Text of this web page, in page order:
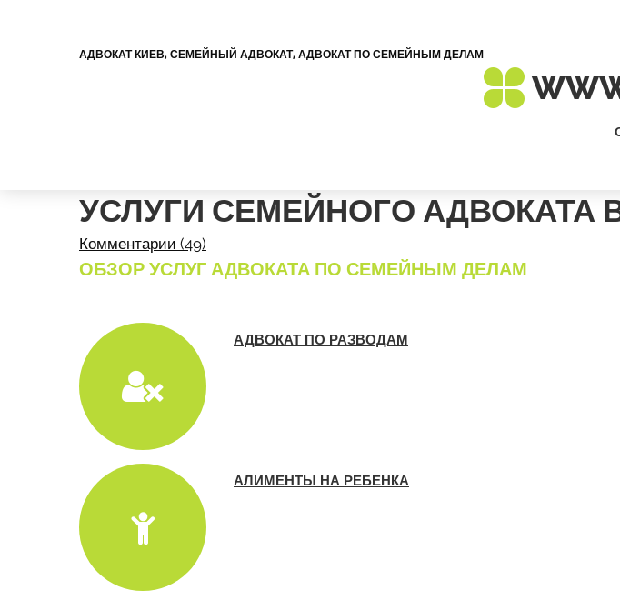
АДВОКАТ КИЕВ, СЕМЕЙНЫЙ АДВОКАТ, АДВОКАТ ПО СЕМЕЙНЫМ ДЕЛАМ
УСЛУГИ СЕМЕЙНОГО АДВОКАТА
Комментарии (49)
ОБЗОР УСЛУГ АДВОКАТА ПО СЕМЕЙНЫМ ДЕЛАМ
АДВОКАТ ПО РАЗВОДАМ
АЛИМЕНТЫ НА РЕБЕНКА